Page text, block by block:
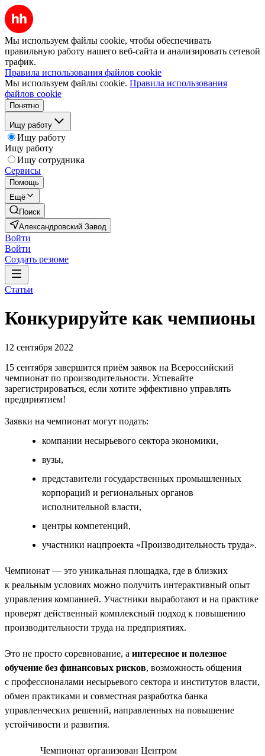
Мы используем файлы cookie, чтобы обеспечивать
правильную работу нашего веб-сайта и анализировать сетевой
трафик.
Правила использования файлов cookie
Мы используем файлы cookie. Правила использования
файлов cookie
Понятно
Ищу работу
Ищу работу
Ищу работу
Ищу сотрудника
Сервисы
Помощь
Ещё
Поиск
Александровский Завод
Войти
Войти
Создать резюме
Статьи
Конкурируйте как чемпионы
12 сентября 2022
15 сентября завершится приём заявок на Всероссийский
чемпионат по производительности. Успевайте
зарегистрироваться, если хотите эффективно управлять
предприятием!
Заявки на чемпионат могут подать:
компании несырьевого сектора экономики,
вузы,
представители государственных промышленных
корпораций и региональных органов
исполнительной власти,
центры компетенций,
участники нацпроекта «Производительность труда».
Чемпионат — это уникальная площадка, где в близких
к реальным условиях можно получить интерактивный опыт
управления компанией. Участники выработают и на практике
проверят действенный комплексный подход к повышению
производительности труда на предприятиях.
Это не просто соревнование, а интересное и полезное
обучение без финансовых рисков, возможность общения
с профессионалами несырьевого сектора и институтов власти,
обмен практиками и совместная разработка банка
управленческих решений, направленных на повышение
устойчивости и развития.
Чемпионат организован Центром